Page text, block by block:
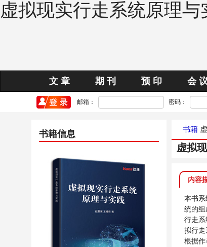
虚拟现实行走系统原理
文 章 期 刊 预 印 会 议
邮箱： 密码：
书籍
虚拟
内容
本书
统的
行走
拟行走
根据
书籍信息